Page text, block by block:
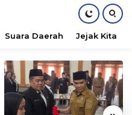
Suara Daerah Jejak Kita